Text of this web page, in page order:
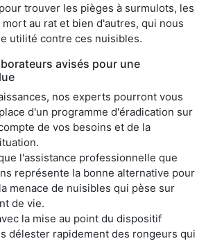
trouver les pièges à surmulots, les
au rat et bien d'autres, qui nous
utilité contre ces nuisibles.
avisés pour une
nos experts pourront vous
d'un programme d'éradication sur
de vos besoins et de la
l'assistance professionnelle que
représente la bonne alternative pour
menace de nuisibles qui pèse sur
de vie.
la mise au point du dispositif
délester rapidement des rongeurs qui